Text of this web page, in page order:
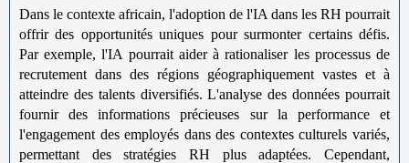
Dans le contexte africain, l'adoption de l'IA dans les RH pourrait
offrir des opportunités uniques pour surmonter certains défis.
Par exemple, l'IA pourrait aider à rationaliser les processus de
recrutement dans des régions géographiquement vastes et à
atteindre des talents diversifiés. L'analyse des données pourrait
fournir des informations précieuses sur la performance et
l'engagement des employés dans des contextes culturels variés,
permettant des stratégies RH plus adaptées. Cependant,